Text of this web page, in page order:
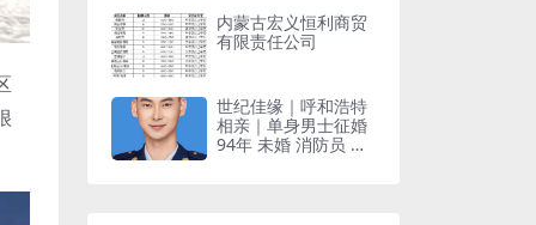
定收入
内蒙古宏义恒利商贸
有限责任公司
世纪佳缘｜呼和浩特
相亲｜单身男士征婚
94年 未婚 消防员 本